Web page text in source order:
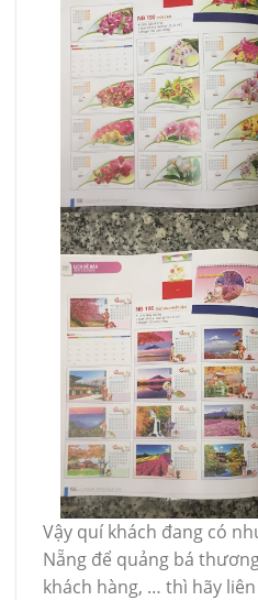
Vậy quí khách đang có
Nẵng để quảng bá
khách hàng, … thì hãy